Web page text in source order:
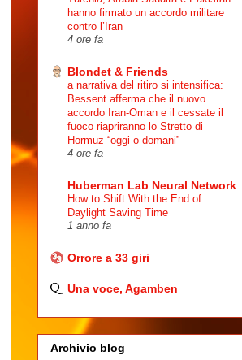
hanno firmato un accordo militare
contro l’Iran
4 ore fa
Blondet & Friends
a narrativa del ritiro si intensifica:
Bessent afferma che il nuovo
accordo Iran-Oman e il cessate il
fuoco riapriranno lo Stretto di
Hormuz “oggi o domani”
4 ore fa
Huberman Lab Neural Network
How to Shift With the End of
Daylight Saving Time
1 anno fa
Orrore a 33 giri
Una voce, Agamben
Archivio blog